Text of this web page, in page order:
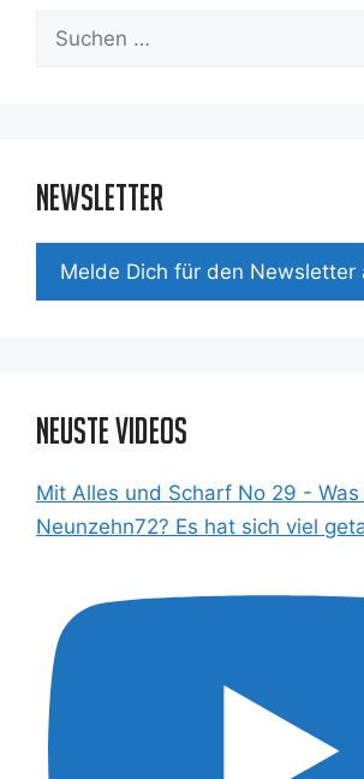
Suchen
Newsletter
Mel­de Dich für den News­let­ter
Neuste Videos
Mit Alles und Scharf No 29 -
Neunzehn72? Es hat sich viel